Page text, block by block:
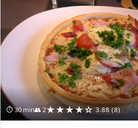
⏱ 30 min👥 2★★★★☆ 3.88 (8)